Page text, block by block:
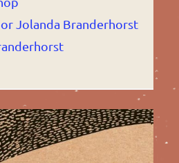
Jolanda Branderhorst